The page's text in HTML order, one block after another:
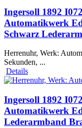
Ingersoll 1892
Automatikwerk
Schwarz
Herrenuhr, Werk:
Sekunden, ...
Details
Ingersoll 1892
Automatikwerk
Lederarmband